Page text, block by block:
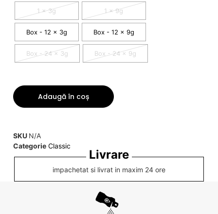
1 x 3g 1 x 9g
Box - 12 x 3g Box - 12 x 9g
Box - 24 x 3g Box - 24 x 9g
Adaugă în coș
SKU N/A
Categorie Classic
Livrare
impachetat si livrat in maxim 24 ore